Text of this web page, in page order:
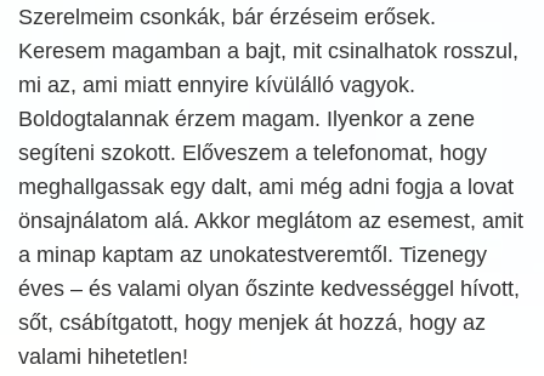
Szerelmeim csonkák, bár érzéseim erősek.
Keresem magamban a bajt, mit csinalhatok rosszul,
mi az, ami miatt ennyire kívülálló vagyok.
Boldogtalannak érzem magam. Ilyenkor a zene
segíteni szokott. Előveszem a telefonomat, hogy
meghallgassak egy dalt, ami még adni fogja a lovat
önsajnálatom alá. Akkor meglátom az esemest, amit
a minap kaptam az unokatestveremtől. Tizenegy
éves – és valami olyan őszinte kedvességgel hívott,
sőt, csábítgatott, hogy menjek át hozzá, hogy az
valami hihetetlen!